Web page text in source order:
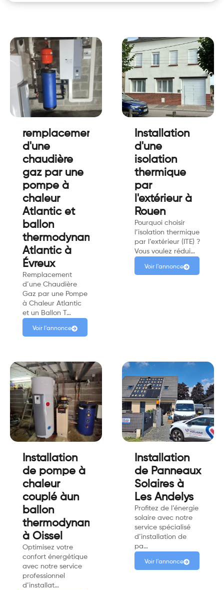
remplacement
d'une
chaudière
gaz par une
pompe à
chaleur
Atlantic et
ballon
thermodynamique
Atlantic à
Évreux
Remplacement
d’une Chaudière
Gaz par une Pompe
à Chaleur Atlantic
et un Ballon T…
Voir l'annonce
Installation
d'une
isolation
thermique
par
l'extérieur à
Rouen
Pourquoi choisir
l’isolation thermique
par l’extérieur (ITE) ?
Vous voulez rédui…
Voir l'annonce
Installation
de pompe à
chaleur
couplé àun
ballon
thermodynamique
à Oissel
Optimisez votre
confort énergétique
avec notre service
professionnel
d’installat…
Installation
de Panneaux
Solaires à
Les Andelys
Profitez de l’énergie
solaire avec notre
service spécialisé
d’installation de
pa…
Voir l'annonce